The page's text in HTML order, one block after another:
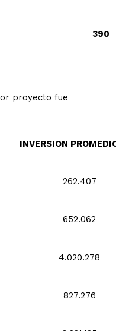
390
proyecto fue
INVERSION
262.407
652.062
4.020.278
827.276